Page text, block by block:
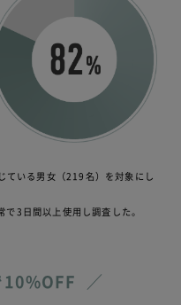
いる男女（219名）を対象にし
3日間以上使用し調査した。
10%OFF